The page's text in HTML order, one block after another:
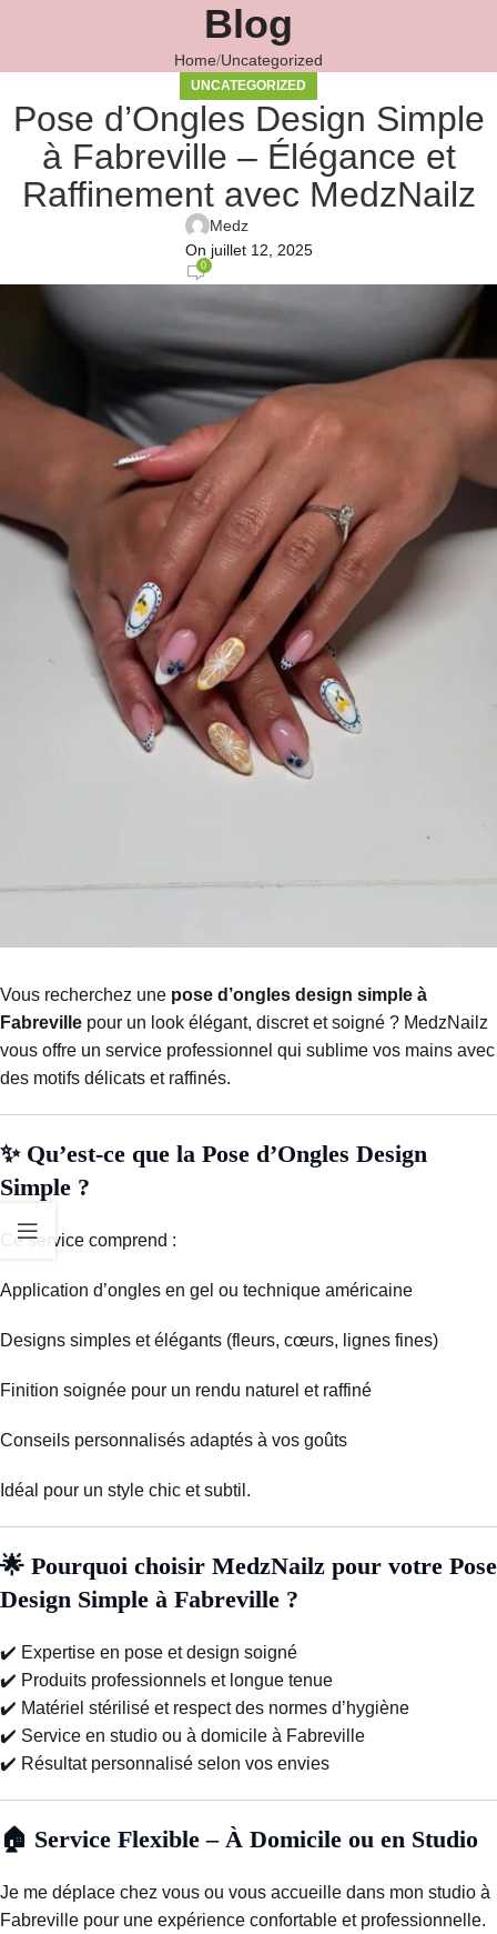
Blog
Home Uncategorized
UNCATEGORIZED
Pose d’Ongles Design Simple
à Fabreville – Élégance et
Raffinement avec MedzNailz
Medz
On juillet 12, 2025
0
Vous recherchez une pose d’ongles design simple à
Fabreville pour un look élégant, discret et soigné ? MedzNailz
vous offre un service professionnel qui sublime vos mains avec
des motifs délicats et raffinés.
✨ Qu’est-ce que la Pose d’Ongles Design
Simple ?
Ce service comprend :
Application d’ongles en gel ou technique américaine
Designs simples et élégants (fleurs, cœurs, lignes fines)
Finition soignée pour un rendu naturel et raffiné
Conseils personnalisés adaptés à vos goûts
Idéal pour un style chic et subtil.
🌟 Pourquoi choisir MedzNailz pour votre Pose
Design Simple à Fabreville ?
✔️ Expertise en pose et design soigné
✔️ Produits professionnels et longue tenue
✔️ Matériel stérilisé et respect des normes d’hygiène
✔️ Service en studio ou à domicile à Fabreville
✔️ Résultat personnalisé selon vos envies
🏠 Service Flexible – À Domicile ou en Studio
Je me déplace chez vous ou vous accueille dans mon studio à
Fabreville pour une expérience confortable et professionnelle.